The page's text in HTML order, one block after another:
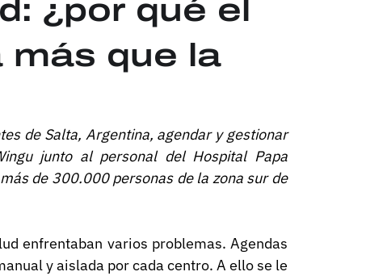
¿por qué el
más que la
de Salta, Argentina, agendar y gestionar
junto al personal del Hospital Papa
de 300.000 personas de la zona sur de
enfrentaban varios problemas. Agendas
y aislada por cada centro. A ello se le